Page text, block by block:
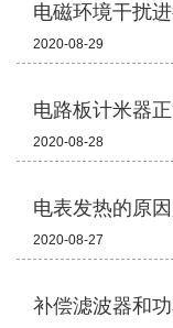
电磁环境干扰
2020-08-29
电路板计米器
2020-08-28
电表发热的原
2020-08-27
补偿滤波器和